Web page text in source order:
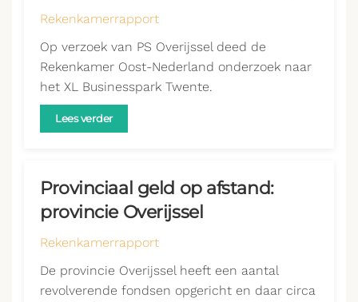
Rekenkamerrapport
Op verzoek van PS Overijssel deed de
Rekenkamer Oost-Nederland onderzoek naar
het XL Businesspark Twente.
Lees verder
Provinciaal geld op afstand:
provincie Overijssel
Rekenkamerrapport
De provincie Overijssel heeft een aantal
revolverende fondsen opgericht en daar circa